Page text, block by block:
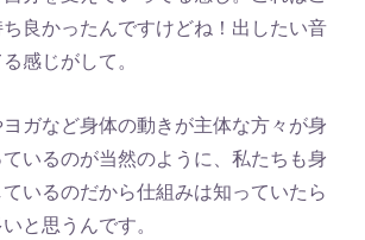
良かったんですけどね！出したい音
感じがして。
ガなど身体の動きが主体な方々が身
いるのが当然のように、私たちも身
いるのだから仕組みは知っていたら
と思うんです。